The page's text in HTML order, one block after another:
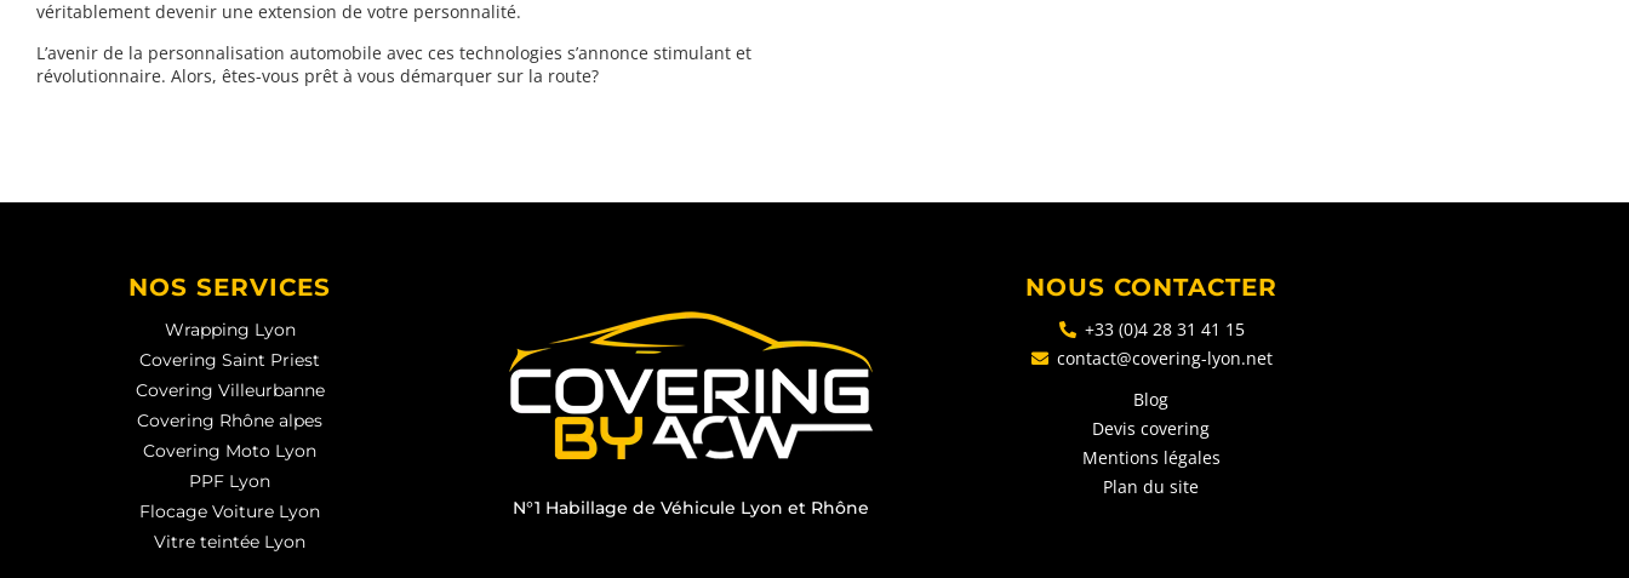
véritablement devenir une extension de votre personnalité.
L’avenir de la personnalisation automobile avec ces technologies s’annonce stimulant et
révolutionnaire. Alors, êtes-vous prêt à vous démarquer sur la route?
NOS SERVICES
Wrapping Lyon
Covering Saint Priest
Covering Villeurbanne
Covering Rhône alpes
Covering Moto Lyon
PPF Lyon
Flocage Voiture Lyon
Vitre teintée Lyon
N°1 Habillage de Véhicule Lyon et Rhône
NOUS CONTACTER
+33 (0)4 28 31 41 15
contact@covering-lyon.net
Blog
Devis covering
Mentions légales
Plan du site